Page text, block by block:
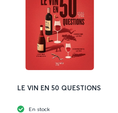
LE VIN EN 50 QUESTIONS
En stock